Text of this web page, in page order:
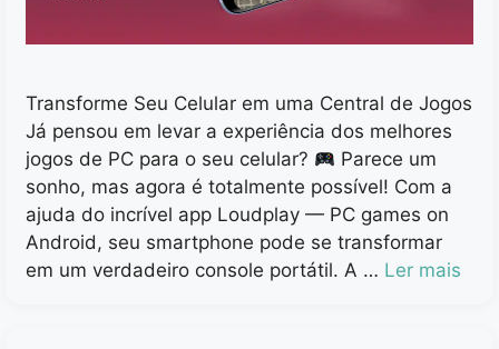
Transforme Seu Celular em uma Central de Jogos
Já pensou em levar a experiência dos melhores
jogos de PC para o seu celular?
Parece um
sonho, mas agora é totalmente possível! Com a
ajuda do incrível app Loudplay — PC games on
Android, seu smartphone pode se transformar
em um verdadeiro console portátil. A … Ler mais